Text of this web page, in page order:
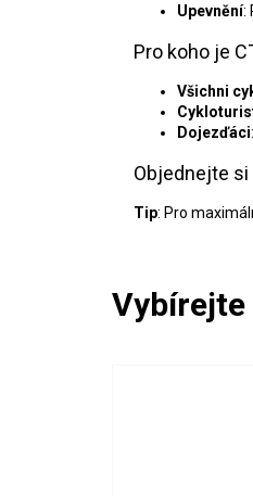
Upevnění:
Pro koho je
Všichni
Dojezďáci
Objednejte si
Tip: Pro